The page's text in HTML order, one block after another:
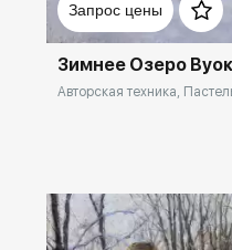
Запрос цены
Зимнее Озеро
Авторская техника,